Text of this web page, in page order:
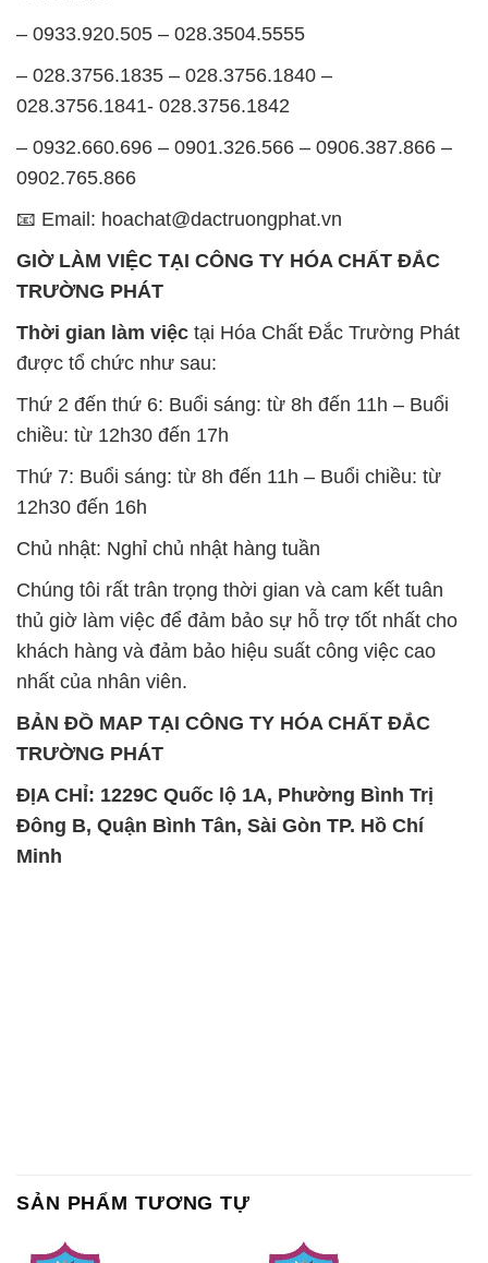
– 0933.920.505 – 028.3504.5555
– 028.3756.1835 – 028.3756.1840 –
028.3756.1841- 028.3756.1842
– 0932.660.696 – 0901.326.566 – 0906.387.866 –
0902.765.866
📧 Email: hoachat@dactruongphat.vn
GIỜ LÀM VIỆC TẠI CÔNG TY HÓA CHẤT ĐẮC
TRƯỜNG PHÁT
Thời gian làm việc tại Hóa Chất Đắc Trường Phát
được tổ chức như sau:
Thứ 2 đến thứ 6: Buổi sáng: từ 8h đến 11h – Buổi
chiều: từ 12h30 đến 17h
Thứ 7: Buổi sáng: từ 8h đến 11h – Buổi chiều: từ
12h30 đến 16h
Chủ nhật: Nghỉ chủ nhật hàng tuần
Chúng tôi rất trân trọng thời gian và cam kết tuân
thủ giờ làm việc để đảm bảo sự hỗ trợ tốt nhất cho
khách hàng và đảm bảo hiệu suất công việc cao
nhất của nhân viên.
BẢN ĐỒ MAP TẠI CÔNG TY HÓA CHẤT ĐẮC
TRƯỜNG PHÁT
ĐỊA CHỈ: 1229C Quốc lộ 1A, Phường Bình Trị
Đông B, Quận Bình Tân, Sài Gòn TP. Hồ Chí
Minh
SẢN PHẨM TƯƠNG TỰ